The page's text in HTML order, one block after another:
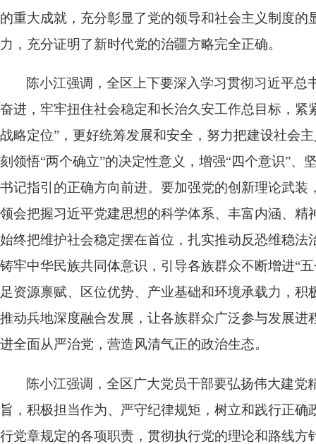
的重大成就，充分彰显了党的领导和社会主义制度
力，充分证明了新时代党的治疆方略完全正确。
陈小江强调，全区上下要深入学习贯彻习近平
奋进，牢牢扭住社会稳定和长治久安工作总目标，
战略定位”，更好统筹发展和安全，努力把建设社会
刻领悟“两个确立”的决定性意义，增强“四个意识”、
书记指引的正确方向前进。要加强党的创新理论武
领会把握习近平党建思想的科学体系、丰富内涵、
始终把维护社会稳定摆在首位，扎实推动反恐维稳
铸牢中华民族共同体意识，引导各族群众不断增进“
足资源禀赋、区位优势、产业基础和环境承载力，
推动兵地深度融合发展，让各族群众广泛参与发展
进全面从严治党，营造风清气正的政治生态。
陈小江强调，全区广大党员干部要弘扬伟大建
旨，积极担当作为、严守纪律规矩，树立和践行正
行党章规定的各项职责，贯彻执行党的理论和路线